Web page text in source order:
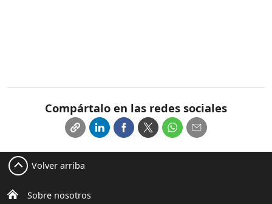
Compártalo en las redes sociales
Sobre nosotros
Volver arriba